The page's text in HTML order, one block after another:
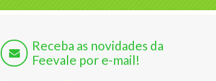
Receba as novidades da
Feevale por e-mail!